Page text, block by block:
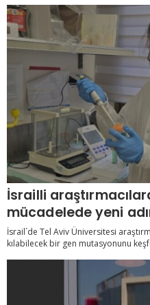
İsrailli
mücadelede yeni
İsrail´de Tel Aviv Üniversitesi
kılabilecek bir gen mutasyonunu